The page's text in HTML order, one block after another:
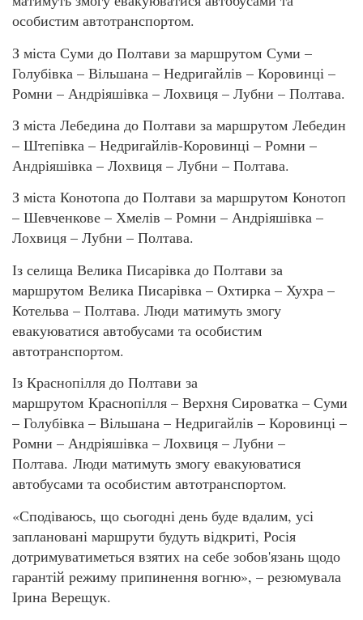
особистим автотранспортом.
З міста Суми до Полтави за маршрутом Суми –
Голубівка – Вільшана – Недригайлів – Коровинці –
Ромни – Андріяшівка – Лохвиця – Лубни – Полтава.
З міста Лебедина до Полтави за маршрутом Лебедин
– Штепівка – Недригайлів-Коровинці – Ромни –
Андріяшівка – Лохвиця – Лубни – Полтава.
З міста Конотопа до Полтави за маршрутом Конотоп
– Шевченкове – Хмелів – Ромни – Андріяшівка –
Лохвиця – Лубни – Полтава.
Із селища Велика Писарівка до Полтави за
маршрутом Велика Писарівка – Охтирка – Хухра –
Котельва – Полтава. Люди матимуть змогу
евакуюватися автобусами та особистим
автотранспортом.
Із Краснопілля до Полтави за
маршрутом Краснопілля – Верхня Сироватка – Суми
– Голубівка – Вільшана – Недригайлів – Коровинці –
Ромни – Андріяшівка – Лохвиця – Лубни –
Полтава. Люди матимуть змогу евакуюватися
автобусами та особистим автотранспортом.
«Сподіваюсь, що сьогодні день буде вдалим, усі
заплановані маршрути будуть відкриті, Росія
дотримуватиметься взятих на себе зобов'язань щодо
гарантій режиму припинення вогню», – резюмувала
Ірина Верещук.